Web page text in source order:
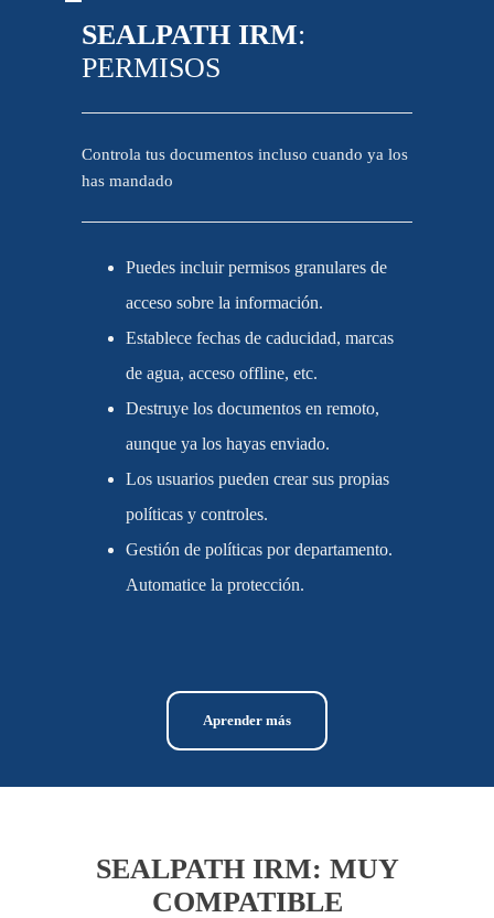
SEALPATH IRM:
PERMISOS
Controla tus documentos incluso cuando ya los
has mandado
Puedes incluir permisos granulares de
acceso sobre la información.
Establece fechas de caducidad, marcas
de agua, acceso offline, etc.
Destruye los documentos en remoto,
aunque ya los hayas enviado.
Los usuarios pueden crear sus propias
políticas y controles.
Gestión de políticas por departamento.
Automatice la protección.
Aprender más
SEALPATH IRM: MUY
COMPATIBLE